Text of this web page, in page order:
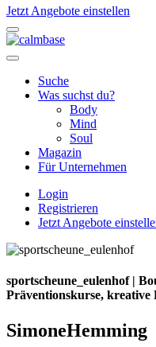
Jetzt Angebote einstellen
Suche
Was suchst du?
Body
Mind
Soul
Magazin
Für Unternehmen
Login
Registrieren
Jetzt Angebote
sportscheune_eulenhof |
Präventionskurse, kreative
SimoneHemming